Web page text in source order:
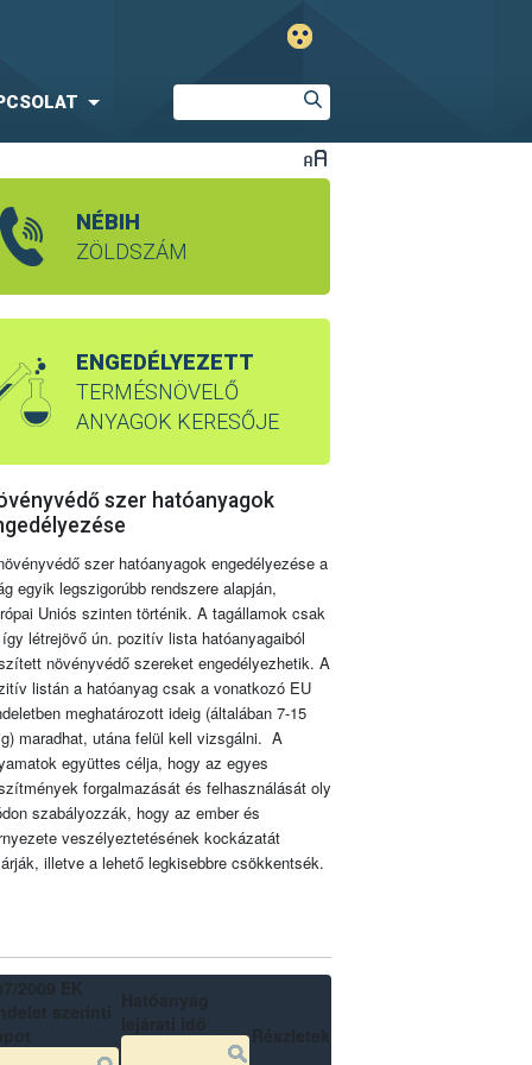
NÉBIH
ZÖLDSZÁM
ENGEDÉLYEZETT
TERMÉSNÖVELŐ
ANYAGOK KERESŐJE
szer hatóanyagok
szer hatóanyagok engedélyezése a
egyik legszigorúbb rendszere alapján,
Uniós szinten történik. A tagállamok csak
létrejövő ún. pozitív lista hatóanyagaiból
növényvédő szereket engedélyezhetik. A
listán a hatóanyag csak a vonatkozó EU
meghatározott ideig (általában 7-15
maradhat, utána felül kell vizsgálni. A
együttes célja, hogy az egyes
forgalmazását és felhasználását oly
szabályozzák, hogy az ember és
veszélyeztetésének kockázatát
illetve a lehető legkisebbre csökkentsék.